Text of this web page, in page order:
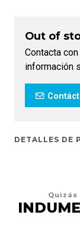
Out of
Contacta
información
DETALLES DE